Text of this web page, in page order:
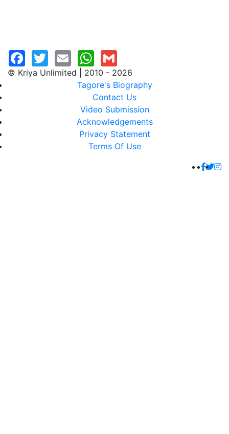
© Kriya Unlimited | 2010 - 2026
Tagore's Biography
Contact Us
Video Submission
Acknowledgements
Privacy Statement
Terms Of Use